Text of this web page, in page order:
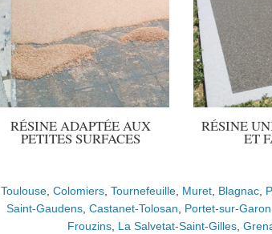
RÉSINE ADAPTÉE AUX
PETITES SURFACES
RÉSINE
ET
Toulouse Colomiers Tournefeuille Muret Blagnac
Saint-Gaudens Castanet-Tolosan Portet-sur-
Frouzins, La Salvetat-Saint-Gilles,